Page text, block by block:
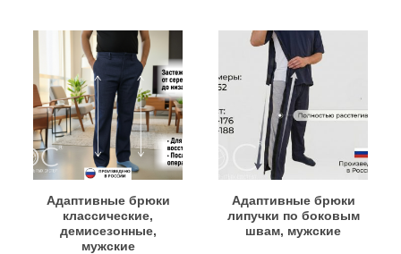
Адаптивные брюки
классические,
демисезонные,
мужские
Адаптивные брюки
липучки по боковым
швам, мужские